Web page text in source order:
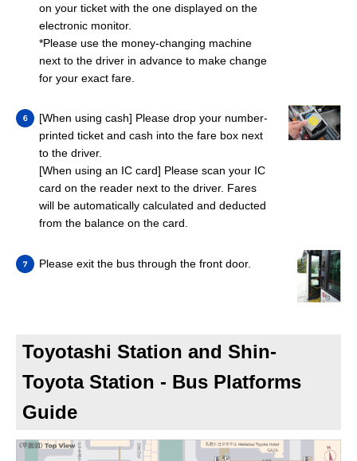
on your ticket with the one displayed on the
electronic monitor.
*Please use the money-changing machine
next to the driver in advance to make change
for your exact fare.
[When using cash] Please drop your number-
printed ticket and cash into the fare box next
to the driver.
[When using an IC card] Please scan your IC
card on the reader next to the driver. Fares
will be automatically calculated and deducted
from the balance on the card.
Please exit the bus through the front door.
Toyotashi Station and Shin-
Toyota Station - Bus Platforms
Guide